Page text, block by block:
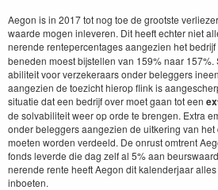
Aegon is in 2017tot nog toe de groot­ste
waarde mogen inlev­eren. Dit heeft echter niet
nerende rente­per­cent­ages aangezien het
bene­den moest bijstellen van 159% naar 157%.
abiliteit voor verzek­er­aars onder beleg­gers
aangezien de toezicht hierop flink is
sit­u­atie dat een bedri­jf over moet gaan tot een
de solv­abiliteit weer op orde te bren­gen. Extra
onder beleg­gers aangezien de uitk­er­ing van
moeten wor­den verdeeld. De onrust omtrent
fonds leverde die dag zelf al 5% aan
nerende rente heeft Aegon dit kalen­der­jaar
inboeten.